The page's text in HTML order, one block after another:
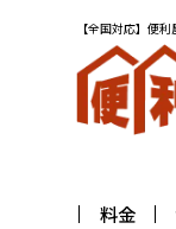
【全国対応】便
料金